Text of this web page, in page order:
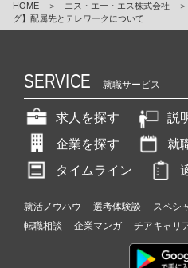
HOME ＞ エス・エー・エス株式会社 ＞
グ】配属先とテレワークについて
SERVICE 就職サービス
求人を探す
説
企業を探す
就
タイムライン
就活ノウハウ 選考体験談 スペシ
転職相談
企業マンガ チアキャリ